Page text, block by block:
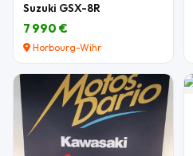
Suzuki GSX-8R
7 990 €
Horbourg-Wihr